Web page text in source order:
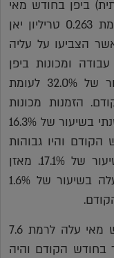
ביפן בחודש מאי
עלה לרמת 1.177 טריליון יאן, לעומת רמת 0.263 טריליון יאן
הצביעו על עליה
כלי עבודה ומכונות ביפן
בחודש יולי ירדו בחישוב שנתי בשיעור של 32.0% לעומת
בחודש הקודם. הזמנות מכונות
(ליבה) ביפן בחודש מאי ירדו בחישוב שנתי בשיעור של 16.3%
בשיעור של 17.7% בחודש הקודם והיו גבוהות
מהתחזיות אשר הצביעו על ירידה בשיעור של 17.1%. מאזן
המדדים המובילים ביפן בחודש מאי עלה בשיעור של 1.6%
עודף במאזן מסחרי של גרמניה בחודש מאי עלה לרמת 7.6
רמת 3.4 מיליארד בחודש הקודם והיה